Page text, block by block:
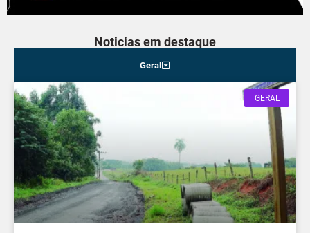
Noticias em destaque
Geral
GERAL